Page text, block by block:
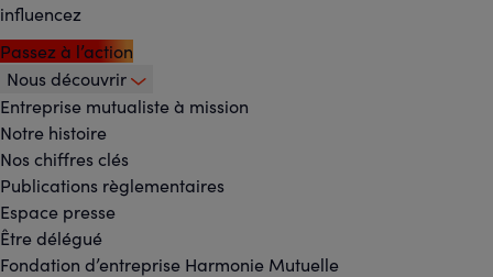
influencez
Passez à l’action
Footer
-
Menu
principal
Nous découvrir
Entreprise mutualiste à mission
Notre histoire
Nos chiffres clés
Publications règlementaires
Espace presse
Être délégué
Fondation d’entreprise Harmonie Mutuelle